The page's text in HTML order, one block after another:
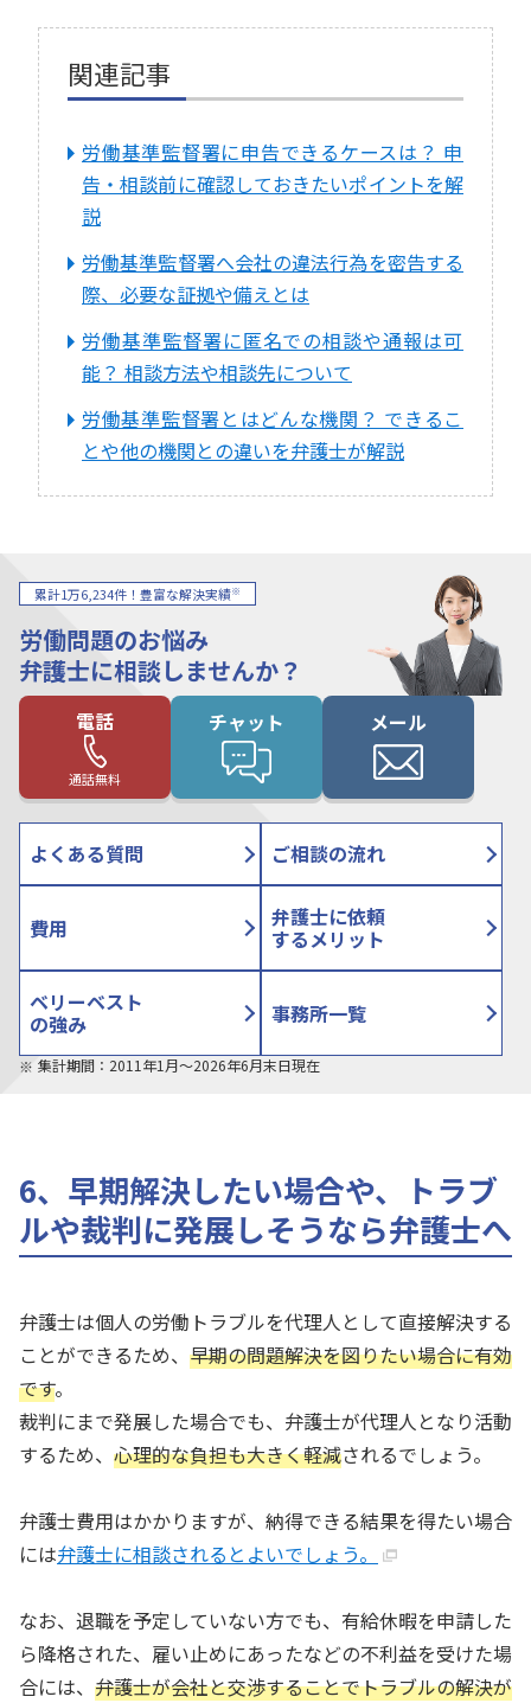
関連記事
労働基準監督署に申告できるケースは？ 申
告・相談前に確認しておきたいポイントを解
説
労働基準監督署へ会社の違法行為を密告する
際、必要な証拠や備えとは
労働基準監督署に匿名での相談や通報は可
能？ 相談方法や相談先について
労働基準監督署とはどんな機関？ できるこ
とや他の機関との違いを弁護士が解説
累計1万6,234件！豊富な解決実績※
労働問題のお悩み
弁護士に相談しませんか？
電話
通話無料
チャット メール
よくある質問 ご相談の流れ
費用 弁護士に依頼
するメリット
ベリーベスト
の強み 事務所一覧
集計期間：2011年1月〜2026年6月末日現在
6、早期解決したい場合や、トラブ
ルや裁判に発展しそうなら弁護士へ
弁護士は個人の労働トラブルを代理人として直接解決する
ことができるため、 早期の問題解決を図りたい場合に有効
です。
裁判にまで発展した場合でも、弁護士が代理人となり活動
するため、 心理的な負担も大きく軽減されるでしょう。
弁護士費用はかかりますが、納得できる結果を得たい場合
には弁護士に相談されるとよいでしょう。
なお、退職を予定していない方でも、有給休暇を申請した
ら降格された、雇い止めにあったなどの不利益を受けた場
合には、 弁護士が会社と交渉することでトラブルの解決が